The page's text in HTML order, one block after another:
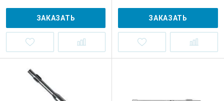
ЗАКАЗАТЬ ЗАКАЗАТЬ